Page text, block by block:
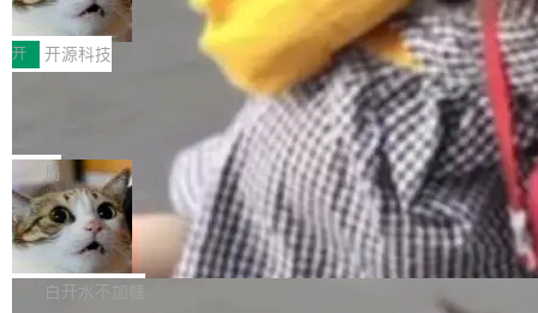
和销毁都太重了。一个 Agent 要执行的任务可能
只需要几毫秒的 CPU 时间，但容器从冷启动到
就绪要花数秒。如果未来有十...
函，也没选择庭外沉默。它在官网贴了一篇博
文，标题只有六个字：Apple is getting this wro
ng。 然后，它把邮件往来和 iMessage 聊天记
录全贴了出来。 他发错人了 苹果外部律师 Gabr
iel Gross 来自 Weil 律所，2 月 23 日下午 5:53
给 OpenAI 总法律顾问 Che Chang 发了封邮
件，附了一封长信，要求 OpenAI 配合调查前苹
果员工带走机密信...
ddy鸿蒙PC版，说话就能干活的AI办公
搭子
全能AI工作台WorkBuddy鸿蒙PC版上架HUAWE
I MatePad Edge应用市场，直接下载即可使
用，与鸿蒙电脑上的体验一致。值得一提的是，
这是目前市面上唯一支持平板接入WorkBuddy P
C版的产品，搭载“人机双写”重磅功能——你写
你的，AI写AI的，同屏协作互不干扰。一句话让
AI帮你干活，现在开启全新体验！ 温馨提示：
体验WorkBuddy鸿蒙PC版前，请将 HUAWEI M
atePad Edge 升级至 HarmonyOS 6.1.0.135S
P9 patch03及以上版本。 *升级路径：设置 > 搜
开 开源科技
FFmpeg 9.0 发布：代号“Lei”，以此纪
全球知名开源多媒体框架 FFmpeg 今天正式发
布了 9.0 版本。这个版本除了带来新一代音视频
处理能力和硬件加速支持之外，还有一个特殊之
处：FFmpeg 9.0 的代号是“Lei”。 这个名字，
来自中国开发者雷霄骅（Lei Xiaohua）。 对于
很多中国音视频开发者而言，这个名字并不陌
局
亚马逊成本失控：AI 写代码烧掉 1215
万元，超预算 860%
外媒近日曝光了亚马逊的多份内部报告显示，AI
导致公司在多个项目上超支。《金融时报》报道
白开水不加糖